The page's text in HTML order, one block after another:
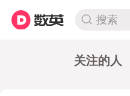
搜索
关注的人